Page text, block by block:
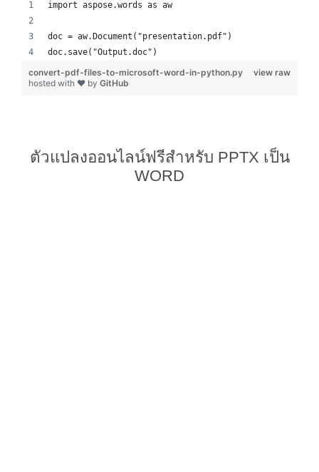
import aspose.words as aw
doc = aw.Document("presentation.pdf")
doc.save("Output.doc")
view raw
convert-pdf-files-to-microsoft-word-in-python.py
hosted with ❤ by GitHub
ตัวแปลงออนไลน์ฟรีสำหรับ PPTX เป็น
WORD